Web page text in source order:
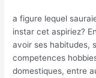
a figure lequel
instar cet aspiriez?
avoir ses habitudes,
competences
domestiques, entre